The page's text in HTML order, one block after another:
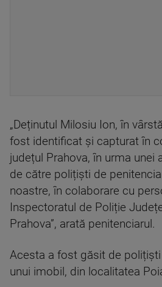
„Deținutul Milosiu Ion, în
fost identificat și capturat în
județul Prahova, în urma unei
de către polițiști de
noastre, în colaborare cu
Inspectoratul de Poliție
Prahova”, arată penitenciarul.
Acesta a fost găsit de polițiști
unui imobil, din localitatea